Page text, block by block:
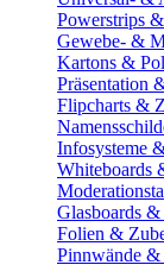
Powerstrips
Gewebe- &
Kartons &
Präsentation
Flipcharts &
Infosysteme
Whiteboards
Glasboards
Folien &
Pinnwände